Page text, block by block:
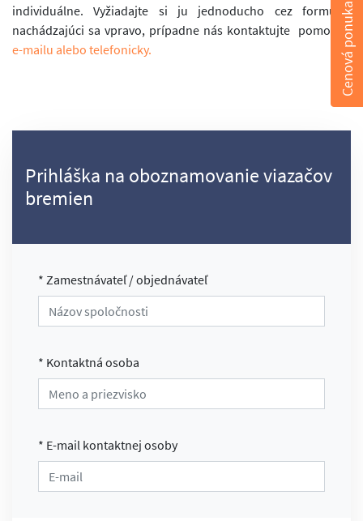
individuálne. Vyžiadajte si ju jednoducho cez formulár
nachádzajúci sa vpravo, prípadne nás kontaktujte pomocou
e-mailu alebo telefonicky.
Prihláška na oboznamovanie viazačov
bremien
* Zamestnávateľ / objednávateľ
* Kontaktná osoba
* E-mail kontaktnej osoby
Cenová ponuka